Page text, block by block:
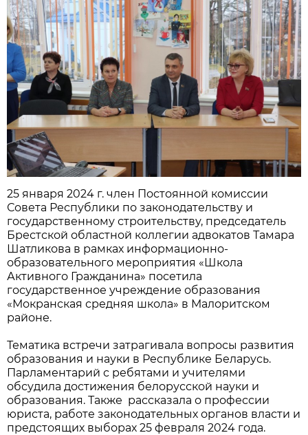
25 января 2024 г. член Постоянной комиссии
Совета Республики по законодательству и
государственному строительству, председатель
Брестской областной коллегии адвокатов Тамара
Шатликова в рамках информационно-
образовательного мероприятия «Школа
Активного Гражданина» посетила
государственное учреждение образования
«Мокранская средняя школа» в Малоритском
районе.
Тематика встречи затрагивала вопросы развития
образования и науки в Республике Беларусь.
Парламентарий с ребятами и учителями
обсудила достижения белорусской науки и
образования. Также рассказала о профессии
юриста, работе законодательных органов власти и
предстоящих выборах 25 февраля 2024 года.